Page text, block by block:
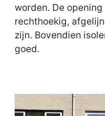
worden. De opening
rechthoekig,
zijn. Bovendien
goed.